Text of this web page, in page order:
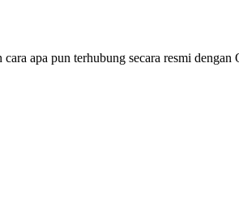
apa pun terhubung secara resmi